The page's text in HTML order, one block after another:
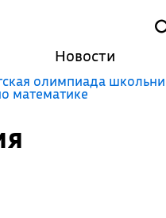
Новости
олимпиада
математике